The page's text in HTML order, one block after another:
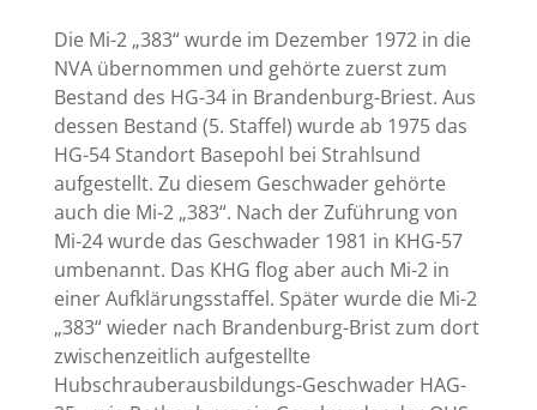
Die Mi-2 „383“ wurde im Dezember 1972 in die
NVA übernommen und gehörte zuerst zum
Bestand des HG-34 in Brandenburg-Briest. Aus
dessen Bestand (5. Staffel) wurde ab 1975 das
HG-54 Standort Basepohl bei Strahlsund
aufgestellt. Zu diesem Geschwader gehörte
auch die Mi-2 „383“. Nach der Zuführung von
Mi-24 wurde das Geschwader 1981 in KHG-57
umbenannt. Das KHG flog aber auch Mi-2 in
einer Aufklärungsstaffel. Später wurde die Mi-2
„383“ wieder nach Brandenburg-Brist zum dort
zwischenzeitlich aufgestellte
Hubschrauberausbildungs-Geschwader HAG-